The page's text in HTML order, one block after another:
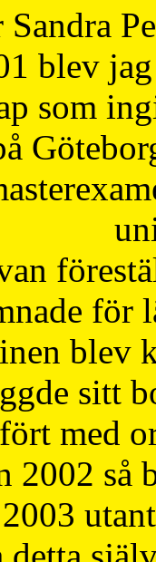
blev
som
för
blev
sitt
med
2002 så
2003